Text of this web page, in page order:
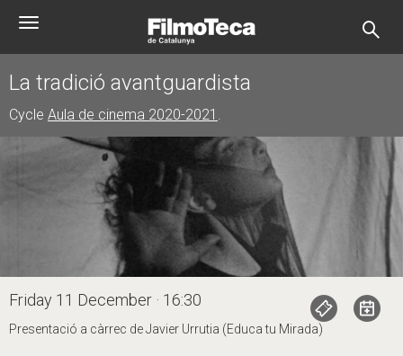
Toggle
La tradició avantguardista
Cycle Aula de cinema 2020-2021 .
Friday 11 December · 16:30
Presentació a càrrec de Javier Urrutia (Educa tu Mirada)